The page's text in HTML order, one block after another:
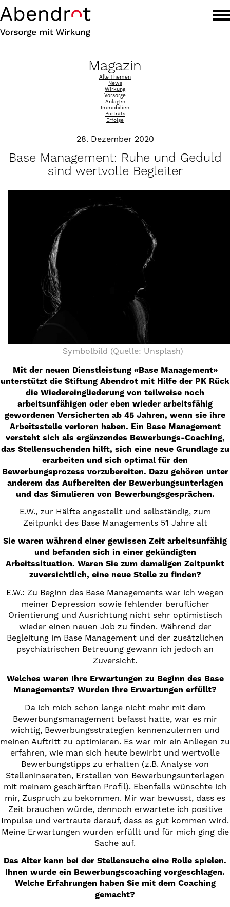
Magazin
Alle Themen
News
Wirkung
Vorsorge
Anlagen
Immobilien
Porträts
Erfolge
28. Dezember 2020
Base Management: Ruhe und Geduld
sind wertvolle Begleiter
Symbolbild (Quelle: Unsplash)
Mit der neuen Dienstleistung «Base Management»
unterstützt die Stiftung Abendrot mit Hilfe der PK Rück
die Wiedereingliederung von teilweise noch
arbeitsunfähigen oder eben wieder arbeitsfähig
gewordenen Versicherten ab 45 Jahren, wenn sie ihre
Arbeitsstelle verloren haben. Ein Base Management
versteht sich als ergänzendes Bewerbungs-Coaching,
das Stellensuchenden hilft, sich eine neue Grundlage zu
erarbeiten und sich optimal für den
Bewerbungsprozess vorzubereiten. Dazu gehören unter
anderem das Aufbereiten der Bewerbungsunterlagen
und das Simulieren von Bewerbungsgesprächen.
E.W., zur Hälfte angestellt und selbständig, zum
Zeitpunkt des Base Managements 51 Jahre alt
Sie waren während einer gewissen Zeit arbeitsunfähig
und befanden sich in einer gekündigten
Arbeitssituation. Waren Sie zum damaligen Zeitpunkt
zuversichtlich, eine neue Stelle zu finden?
E.W.: Zu Beginn des Base Managements war ich wegen
meiner Depression sowie fehlender beruflicher
Orientierung und Ausrichtung nicht sehr optimistisch
wieder einen neuen Job zu finden. Während der
Begleitung im Base Management und der zusätzlichen
psychiatrischen Betreuung gewann ich jedoch an
Zuversicht.
Welches waren Ihre Erwartungen zu Beginn des Base
Managements? Wurden Ihre Erwartungen erfüllt?
Da ich mich schon lange nicht mehr mit dem
Bewerbungsmanagement befasst hatte, war es mir
wichtig, Bewerbungsstrategien kennenzulernen und
meinen Auftritt zu optimieren. Es war mir ein Anliegen zu
erfahren, wie man sich heute bewirbt und wertvolle
Bewerbungstipps zu erhalten (z.B. Analyse von
Stelleninseraten, Erstellen von Bewerbungsunterlagen
mit meinem geschärften Profil). Ebenfalls wünschte ich
mir, Zuspruch zu bekommen. Mir war bewusst, dass es
Zeit brauchen würde, dennoch erwartete ich positive
Impulse und vertraute darauf, dass es gut kommen wird.
Meine Erwartungen wurden erfüllt und für mich ging die
Sache auf.
Das Alter kann bei der Stellensuche eine Rolle spielen.
Ihnen wurde ein Bewerbungscoaching vorgeschlagen.
Welche Erfahrungen haben Sie mit dem Coaching
gemacht?